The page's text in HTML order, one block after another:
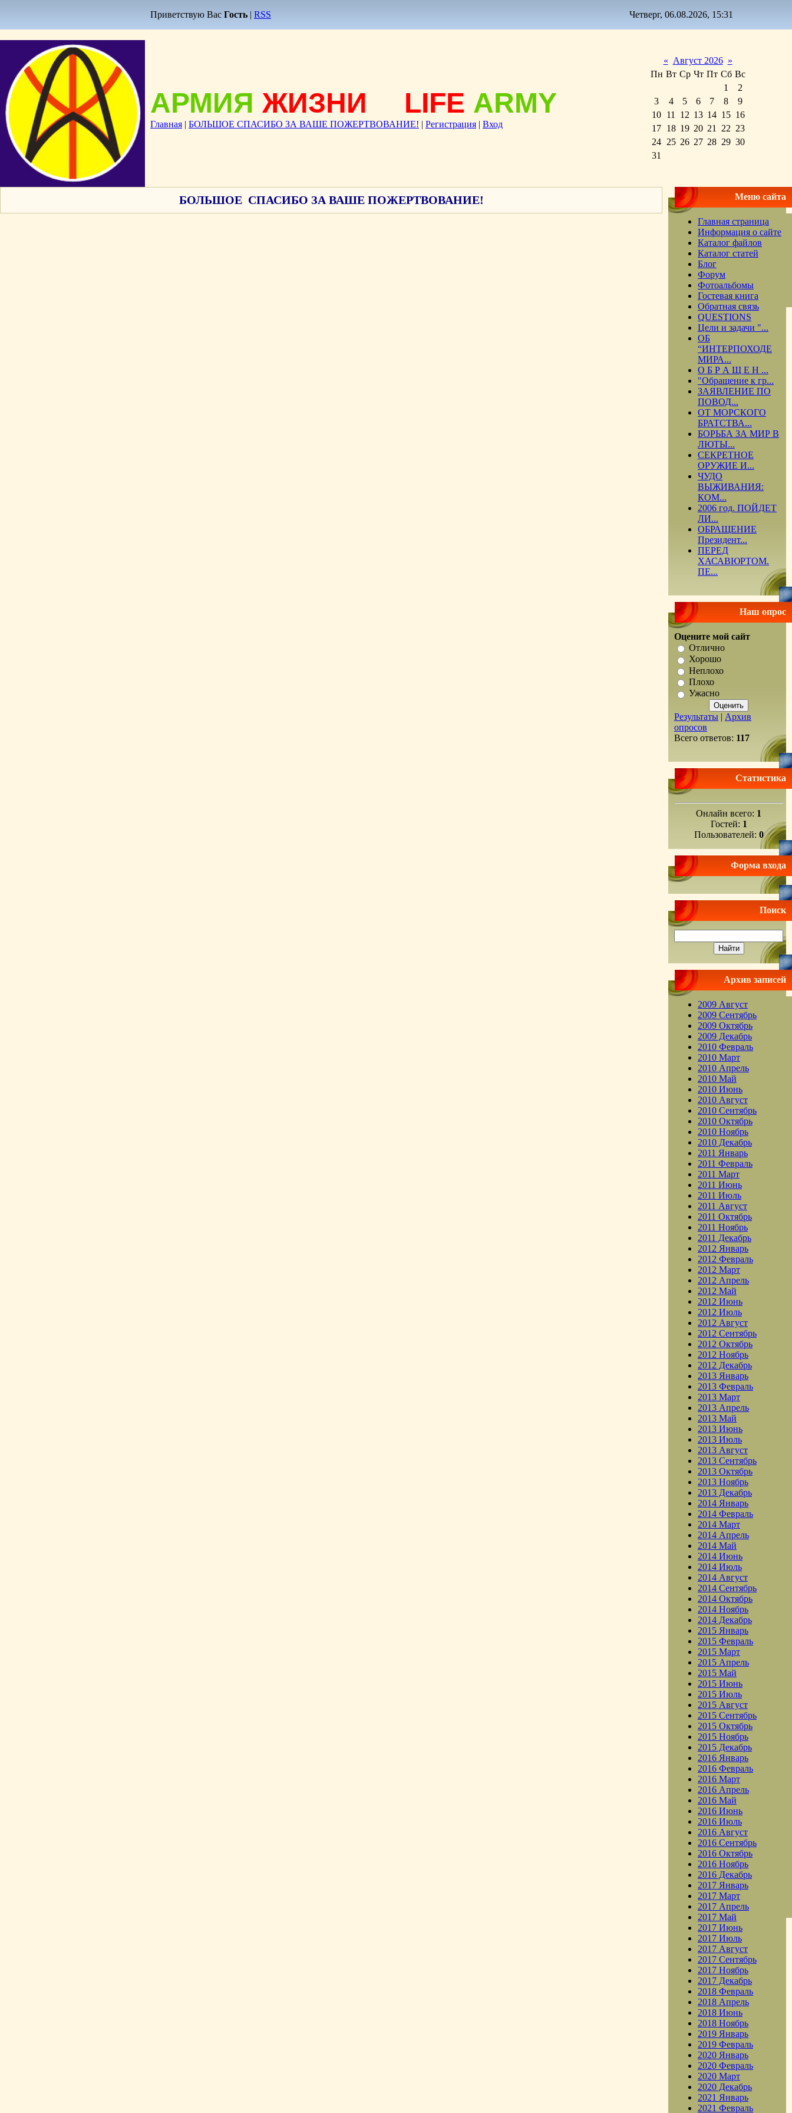
Приветствую Вас Гость | RSS Четверг, 06.08.2026, 15:31
АРМИЯ ЖИЗНИ LIFE ARMY
Главная | БОЛЬШОЕ СПАСИБО ЗА ВАШЕ ПОЖЕРТВОВАНИЕ! | Регистрация | Вход
« Август 2026 »
Пн Вт Ср Чт Пт Сб Вс
1
2
3
4 5 6 7 8
9
10 11 12 13 14 15 16
17 18 19 20 21 22 23
24 25 26 27 28 29 30
31
БОЛЬШОЕ СПАСИБО ЗА ВАШЕ ПОЖЕРТВОВАНИЕ! Меню сайта
Главная страница
Информация о сайте
Каталог файлов
Каталог статей
Блог
Форум
Фотоальбомы
Гостевая книга
Обратная связь
QUESTIONS
Цели и задачи "...
ОБ
“ИНТЕРПОХОДЕ
МИРА...
О Б Р А Щ Е Н ...
"Обращение к гр...
ЗАЯВЛЕНИЕ ПО
ПОВОД...
ОТ МОРСКОГО
БРАТСТВА...
БОРЬБА ЗА МИР В
ЛЮТЫ...
СЕКРЕТНОЕ
ОРУЖИЕ И...
ЧУДО
ВЫЖИВАНИЯ:
КОМ...
2006 год. ПОЙДЕТ
ЛИ...
ОБРАЩЕНИЕ
Президент...
ПЕРЕД
ХАСАВЮРТОМ.
ПЕ...
Наш опрос
Оцените мой сайт
Отлично
Хорошо
Неплохо
Плохо
Ужасно
Результаты | Архив
опросов
Всего ответов: 117
Статистика
Онлайн всего: 1
Гостей: 1
Пользователей: 0
Форма входа
Поиск
Архив записей
2009 Август
2009 Сентябрь
2009 Октябрь
2009 Декабрь
2010 Февраль
2010 Март
2010 Апрель
2010 Май
2010 Июнь
2010 Август
2010 Сентябрь
2010 Октябрь
2010 Ноябрь
2010 Декабрь
2011 Январь
2011 Февраль
2011 Март
2011 Июнь
2011 Июль
2011 Август
2011 Октябрь
2011 Ноябрь
2011 Декабрь
2012 Январь
2012 Февраль
2012 Март
2012 Апрель
2012 Май
2012 Июнь
2012 Июль
2012 Август
2012 Сентябрь
2012 Октябрь
2012 Ноябрь
2012 Декабрь
2013 Январь
2013 Февраль
2013 Март
2013 Апрель
2013 Май
2013 Июнь
2013 Июль
2013 Август
2013 Сентябрь
2013 Октябрь
2013 Ноябрь
2013 Декабрь
2014 Январь
2014 Февраль
2014 Март
2014 Апрель
2014 Май
2014 Июнь
2014 Июль
2014 Август
2014 Сентябрь
2014 Октябрь
2014 Ноябрь
2014 Декабрь
2015 Январь
2015 Февраль
2015 Март
2015 Апрель
2015 Май
2015 Июнь
2015 Июль
2015 Август
2015 Сентябрь
2015 Октябрь
2015 Ноябрь
2015 Декабрь
2016 Январь
2016 Февраль
2016 Март
2016 Апрель
2016 Май
2016 Июнь
2016 Июль
2016 Август
2016 Сентябрь
2016 Октябрь
2016 Ноябрь
2016 Декабрь
2017 Январь
2017 Март
2017 Апрель
2017 Май
2017 Июнь
2017 Июль
2017 Август
2017 Сентябрь
2017 Ноябрь
2017 Декабрь
2018 Февраль
2018 Апрель
2018 Июнь
2018 Ноябрь
2019 Январь
2019 Февраль
2020 Январь
2020 Февраль
2020 Март
2020 Декабрь
2021 Январь
2021 Февраль